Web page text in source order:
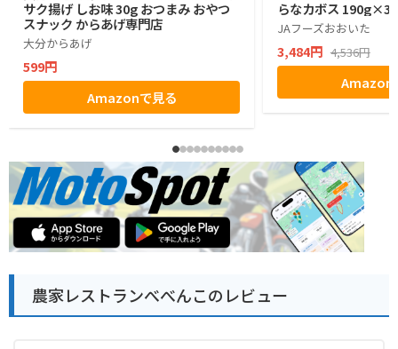
サク揚げ しお味 30g おつまみ おやつ
スナック からあげ専門店
大分からあげ
599円
Amazonで見る
らなカボス
JAフーズおおいた
3,484円 4,536円
Amazon
農家レストランべべんこのレビュー